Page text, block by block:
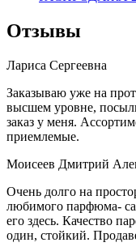
Отзывы
Лариса Сергеевна
Заказываю уже на
высшем уровне,
заказ у меня.
приемлемые.
Моисеев Дмитрий
Очень долго на
любимого парфюма-
его здесь. Качество
один, стойкий.